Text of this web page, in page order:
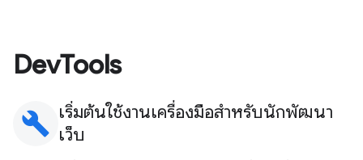
DevTools
build เริ่มต้นใช้งานเครื่องมือสำหรับนักพัฒนา
เว็บ